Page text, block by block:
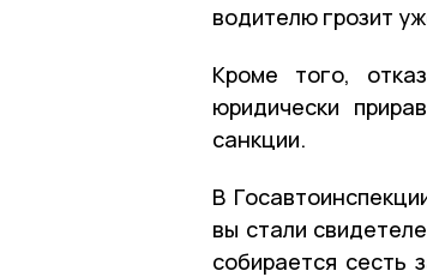
водителю грозит
Кроме того,
юридически
санкции.
В
вы стали
собирается сесть